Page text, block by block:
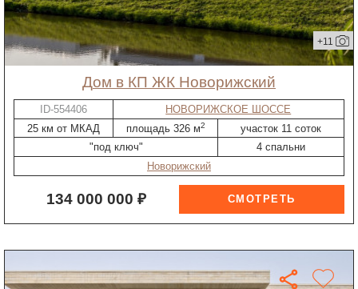
+11
дом в КП ЖК Новорижский
ID-554406
НОВОРИЖСКОЕ ШОССЕ
25 км от МКАД
площадь 326 м2
участок 11 соток
"под ключ"
4 спальни
Новорижский
134 000 000 ₽